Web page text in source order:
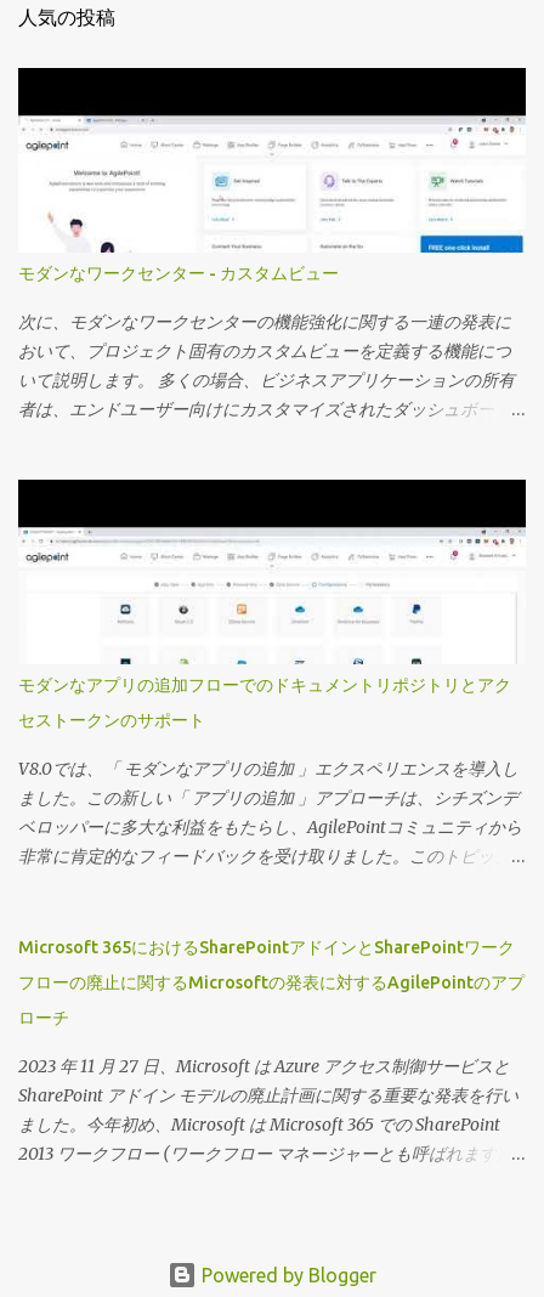
人気の投稿
モダンなワークセンター - カスタムビュー
次に、モダンなワークセンターの機能強化に関する一連の発表に
おいて、プロジェクト固有のカスタムビューを定義する機能につ
いて説明します。 多くの場合、ビジネスアプリケーションの所有
者は、エンドユーザー向けにカスタマイズされたダッシュボード
様から非常に好評を博している別のビデオで取り上げました。 こ
のビデオでは、カスタムプロジェクト固有のビューを定義する方
法を見ていきます。 主要な機能の一部を次に記載します 事前定義
されたアプリフィルターを使用してカスタムビューを設定し、エ
ーをロックダウンしたりする機能を提供できます。 これらのビュ
ーのセキュリティは、ビューを特定のグループに割り当てること
で制御できます。 ページビルダーウィジェットにのみ表示できる
ビューを定義できるため、ページデザイナーでは高度にカスタマ
イズされたプロジェクト固有のランディングページとそれに対応
するワークセンターを作成できます。 それでは、この機能の動作
を見てみましょう。 （動画の音声は英語です）
モダンなアプリの追加フローでのドキュメントリポジトリとアク
セストークンのサポート
V8.0では、「 モダンなアプリの追加 」エクスペリエンスを導入し
ました。この新しい「 アプリの追加 」アプローチは、シチズンデ
ベロッパーに多大な利益をもたらし、AgilePointコミュニティから
非常に肯定的なフィードバックを受け取りました。このトピック
パーコミュニティをサポートするという私たちのコミットメント
を継続し、この機能に2つの新しい拡張機能を導入できることを嬉
アプリの追加 」フローに含めました。 ウィザード主導のエクスペ
リエンスの一部として、ユーザーはドキュメントリポジトリとア
クセストークンの完全なリストにアクセスできるようになり、最
初のアプリケーションの作成時にそれらを定義できます。 デザイ
ナーがかつて行っていたように、アプリの設計中やその後からで
Microsoft 365におけるSharePointアドインとSharePointワーク
フローの廃止に関するMicrosoftの発表に対するAgilePointのアプ
ローチ
2023 年 11 月 27 日、Microsoft は Azure アクセス制御サービスと
SharePoint アドイン モデルの廃止計画に関する重要な発表を行い
ました。今年初め、Microsoft は Microsoft 365 での SharePoint
2013 ワークフロー (ワークフロー マネージャーとも呼ばれます) の
NX SharePoint アドインを使用しているお客様には疑問が残ること
Powered by Blogger